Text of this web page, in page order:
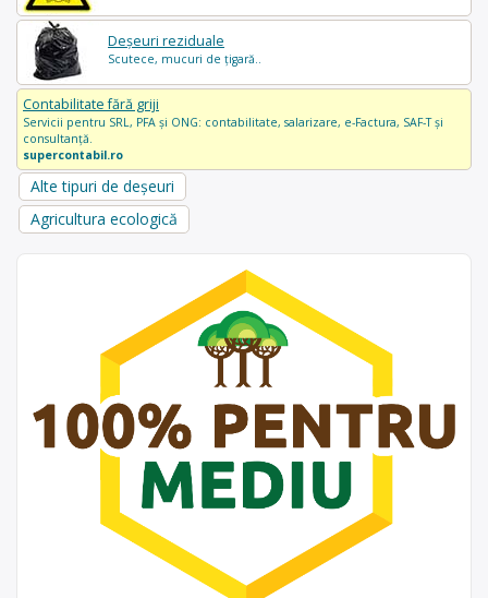
Deșeuri reziduale
Scutece, mucuri de țigară..
Contabilitate fără griji
Servicii pentru SRL, PFA și ONG: contabilitate, salarizare, e-Factura, SAF-T și
consultanță.
supercontabil.ro
Alte tipuri de deșeuri
Agricultura ecologică